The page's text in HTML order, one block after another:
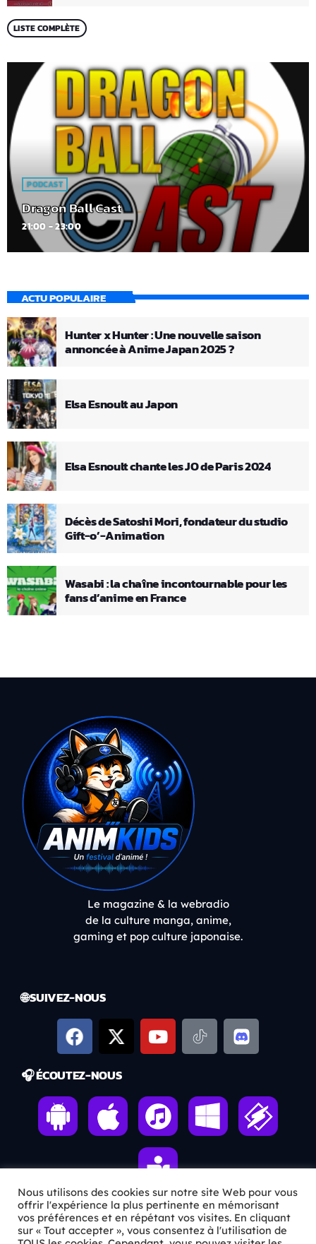
LISTE COMPLÈTE
PODCAST
Dragon Ball Cast
21:00 - 23:00
ACTU POPULAIRE
Hunter x Hunter : Une nouvelle saison
annoncée à Anime Japan 2025 ?
Elsa Esnoult au Japon
Elsa Esnoult chante les JO de Paris 2024
Décès de Satoshi Mori, fondateur du studio
Gift-o’-Animation
Wasabi : la chaîne incontournable pour les
fans d’anime en France
Le magazine & la webradio
de la culture manga, anime,
gaming et pop culture japonaise.
🌐 SUIVEZ-NOUS
🎧 ÉCOUTEZ-NOUS
ℹ️ INFOS PRATIQUES
Nous utilisons des cookies sur notre site Web pour vous
offrir l'expérience la plus pertinente en mémorisant
vos préférences et en répétant vos visites. En cliquant
sur « Tout accepter », vous consentez à l'utilisation de